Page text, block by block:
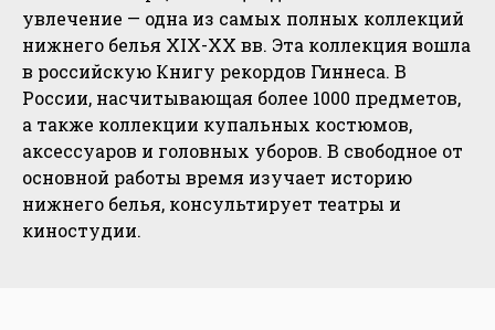
увлечение — одна из самых полных коллекций
нижнего белья XIX-XX вв. Эта коллекция вошла
в российскую Книгу рекордов Гиннеса. В
России, насчитывающая более 1000 предметов,
а также коллекции купальных костюмов,
аксессуаров и головных уборов. В свободное от
основной работы время изучает историю
нижнего белья, консультирует театры и
киностудии.